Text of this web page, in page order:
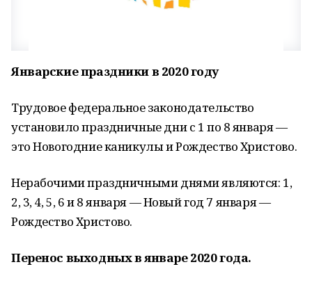
Январские праздники в 2020 году
Трудовое федеральное законодательство
установило праздничные дни с 1 по 8 января —
это Новогодние каникулы и Рождество Христово.
Нерабочими праздничными днями являются: 1,
2, 3, 4, 5, 6 и 8 января — Новый год 7 января —
Рождество Христово.
Перенос выходных в январе 2020 года.